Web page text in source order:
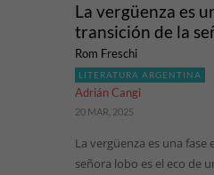
La vergüenza es
transición de la
Rom Freschi
LITERATURA ARGENTINA
Adrián Cangi
20 MAR, 2025
La vergüenza es una fase
señora lobo es el eco de